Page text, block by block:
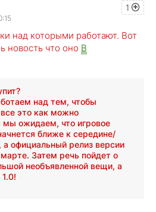
1
над которыми работают. Вот
новость что оно В
над тем, чтобы
это как можно
мы ожидаем, что игровое
ближе к середине/
а официальный релиз версии
Затем речь пойдет о
необъявленной вещи, а